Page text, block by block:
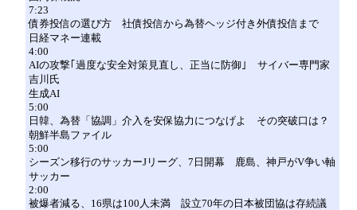
7:23
債券投信の選び方 社債投信から為替ヘッジ付き外債投信まで
日経マネー連載
4:00
AIの攻撃｢過度な安全対策見直し、正当に防御｣ サイバー専門家
吉川氏
生成AI
5:00
日韓、為替「協調」介入を安保協力につなげよ その突破口は？
朝鮮半島ファイル
5:00
シーズン移行のサッカーJリーグ、7日開幕 鹿島、神戸がV争い軸
サッカー
2:00
被爆者減る、16県は100人未満 設立70年の日本被団協は存続議